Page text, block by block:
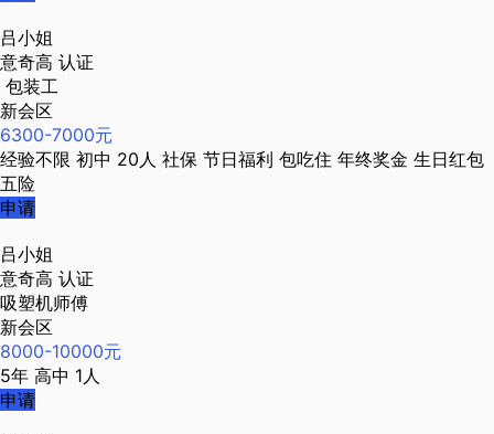
吕小姐
意奇高 认证
包装工
新会区
6300-7000元
经验不限 初中 20人 社保 节日福利 包吃住 年终奖金 生日红包
五险
申请
吕小姐
意奇高 认证
吸塑机师傅
新会区
8000-10000元
5年 高中 1人
申请